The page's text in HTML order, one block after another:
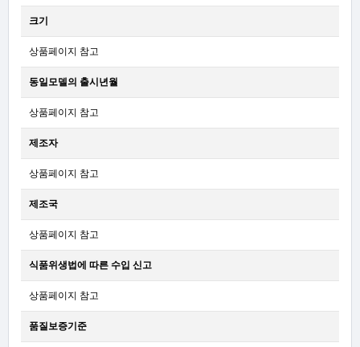
크기
상품페이지 참고
동일모델의 출시년월
상품페이지 참고
제조자
상품페이지 참고
제조국
상품페이지 참고
식품위생법에 따른 수입 신고
상품페이지 참고
품질보증기준